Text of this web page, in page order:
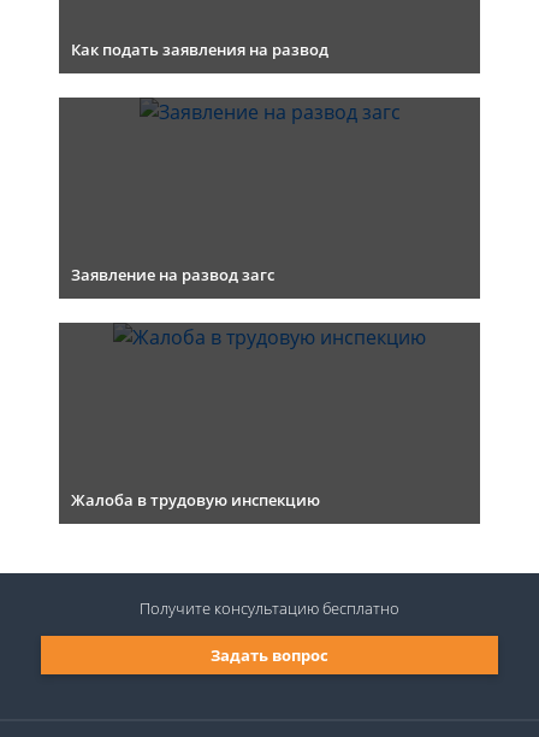
Как подать заявления на развод
Заявление на развод загс
Жалоба в трудовую инспекцию
Задать вопрос
Получите консультациюбесплатно